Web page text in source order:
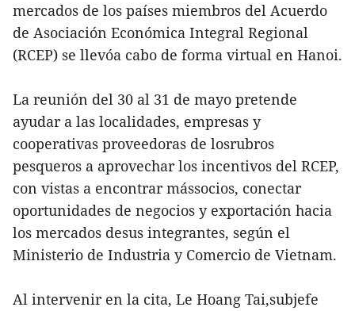
mercados de los países miembros del Acuerdo
de Asociación Económica Integral Regional
(RCEP) se llevóa cabo de forma virtual en Hanoi.
La reunión del 30 al 31 de mayo pretende
ayudar a las localidades, empresas y
cooperativas proveedoras de losrubros
pesqueros a aprovechar los incentivos del RCEP,
con vistas a encontrar mássocios, conectar
oportunidades de negocios y exportación hacia
los mercados desus integrantes, según el
Ministerio de Industria y Comercio de Vietnam.
Al intervenir en la cita, Le Hoang Tai,subjefe